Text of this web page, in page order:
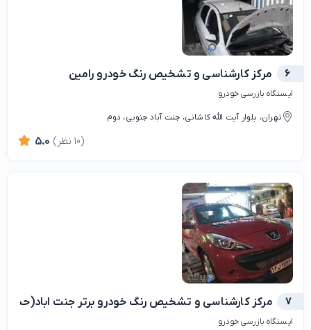
6 مرکز کارشناسی و تشخیص رنگ خودرو رامین
ایستگاه بازرسی خودرو
تهران، بلوار آیت الله کاشانی، جنت آباد جنوبی، دوم
5.0 (10 نظر)
7 مرکز کارشناسی و تشخیص رنگ‌ خودرو برتر جنت اباد(حسن
ایستگاه بازرسی خودرو